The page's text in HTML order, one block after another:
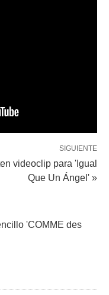
SIGUIENTE
videoclip para 'Igual
Que Un Ángel' »
'COMME des